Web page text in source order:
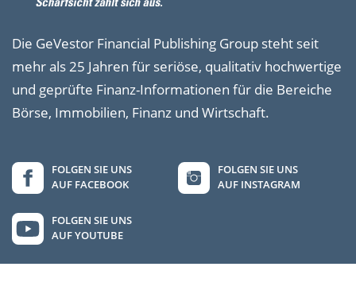
Die GeVestor Financial Publishing Group steht seit
mehr als 25 Jahren für seriöse, qualitativ hochwertige
und geprüfte Finanz-Informationen für die Bereiche
Börse, Immobilien, Finanz und Wirtschaft.
FOLGEN SIE UNS
AUF FACEBOOK
FOLGEN SIE UNS
AUF INSTAGRAM
FOLGEN SIE UNS
AUF YOUTUBE